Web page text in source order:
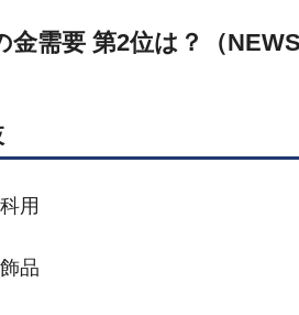
金需要 第2位は？（NEWS
用
品